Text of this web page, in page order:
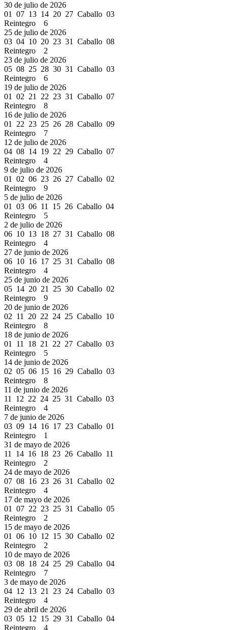
30 de julio de 2026
01 07 13 14 20 27 Caballo 03
Reintegro 6
25 de julio de 2026
03 04 10 20 23 31 Caballo 08
Reintegro 2
23 de julio de 2026
05 08 25 28 30 31 Caballo 03
Reintegro 6
19 de julio de 2026
01 02 21 22 23 31 Caballo 07
Reintegro 8
16 de julio de 2026
01 22 23 25 26 28 Caballo 09
Reintegro 7
12 de julio de 2026
04 08 14 19 22 29 Caballo 07
Reintegro 4
9 de julio de 2026
01 02 06 23 26 27 Caballo 02
Reintegro 9
5 de julio de 2026
01 03 06 11 15 26 Caballo 04
Reintegro 5
2 de julio de 2026
06 10 13 18 27 31 Caballo 08
Reintegro 4
27 de junio de 2026
06 10 16 17 25 31 Caballo 08
Reintegro 4
25 de junio de 2026
05 14 20 21 25 30 Caballo 02
Reintegro 9
20 de junio de 2026
02 11 20 22 24 25 Caballo 10
Reintegro 8
18 de junio de 2026
01 11 18 21 22 27 Caballo 03
Reintegro 5
14 de junio de 2026
02 05 06 15 16 29 Caballo 03
Reintegro 8
11 de junio de 2026
11 12 22 24 25 31 Caballo 03
Reintegro 4
7 de junio de 2026
03 09 14 16 17 23 Caballo 01
Reintegro 1
31 de mayo de 2026
11 14 16 18 23 26 Caballo 11
Reintegro 2
24 de mayo de 2026
07 08 16 23 26 31 Caballo 02
Reintegro 4
17 de mayo de 2026
01 07 22 23 25 31 Caballo 05
Reintegro 2
15 de mayo de 2026
01 06 10 12 15 30 Caballo 02
Reintegro 2
10 de mayo de 2026
03 08 18 24 25 29 Caballo 04
Reintegro 7
3 de mayo de 2026
04 12 13 21 23 24 Caballo 03
Reintegro 4
29 de abril de 2026
03 05 12 15 29 31 Caballo 04
Reintegro 4